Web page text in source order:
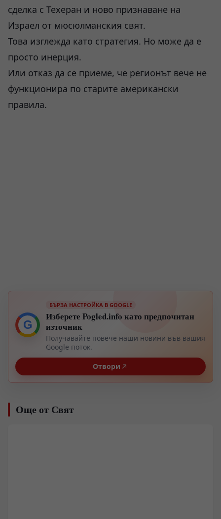
сделка с Техеран и ново признаване на
Израел от мюсюлманския свят.
Това изглежда като стратегия. Но може да е
просто инерция.
Или отказ да се приеме, че регионът вече не
функционира по старите американски
правила.
G
БЪРЗА НАСТРОЙКА В GOOGLE
Изберете Pogled.info като предпочитан
източник
Получавайте повече наши новини във вашия
Google поток.
Отвори
Още от Свят